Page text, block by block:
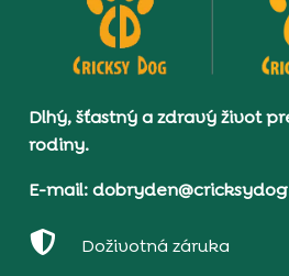
Dlhý, šťastný a zdravý život
rodiny.
E-mail:
 Doživotná záruka